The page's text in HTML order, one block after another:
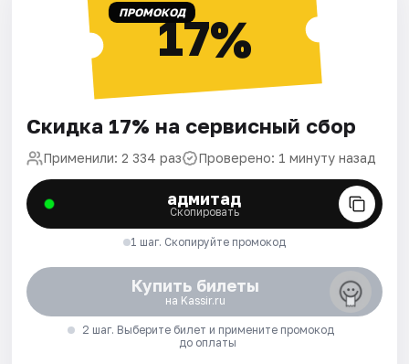
ПРОМОКОД17%
Скидка 17% на сервисный сбор
Применили: 2 334 раз Проверено: 1 минуту назад
адмитад
Скопировать
1 шаг. Скопируйте промокод
Купить билеты
на Kassir.ru
2 шаг. Выберите билет и примените промокод
до оплаты